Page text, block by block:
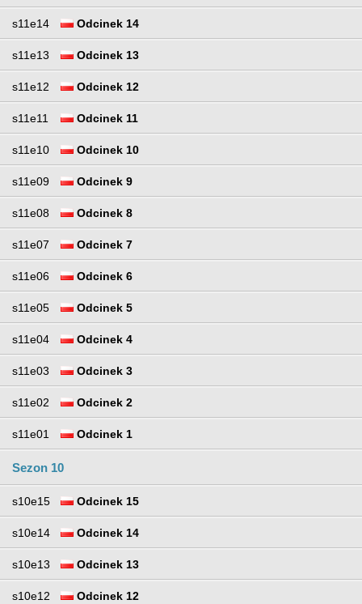
s11e14 Odcinek 14
s11e13 Odcinek 13
s11e12 Odcinek 12
s11e11 Odcinek 11
s11e10 Odcinek 10
s11e09 Odcinek 9
s11e08 Odcinek 8
s11e07 Odcinek 7
s11e06 Odcinek 6
s11e05 Odcinek 5
s11e04 Odcinek 4
s11e03 Odcinek 3
s11e02 Odcinek 2
s11e01 Odcinek 1
Sezon 10
s10e15 Odcinek 15
s10e14 Odcinek 14
s10e13 Odcinek 13
s10e12 Odcinek 12